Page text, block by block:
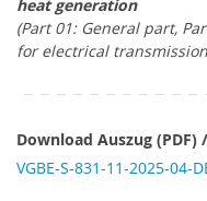
heat generation
(Part 01: General part,
for electrical
Download Auszug
VGBE-S-831-11-2025-04-